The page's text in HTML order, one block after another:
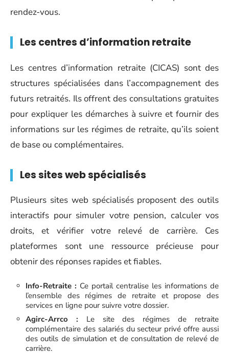
rendez-vous.
Les centres d’information retraite
Les centres d’information retraite (CICAS) sont des
structures spécialisées dans l’accompagnement des
futurs retraités. Ils offrent des consultations gratuites
pour expliquer les démarches à suivre et fournir des
informations sur les régimes de retraite, qu’ils soient
de base ou complémentaires.
Les sites web spécialisés
Plusieurs sites web spécialisés proposent des outils
interactifs pour simuler votre pension, calculer vos
droits, et vérifier votre relevé de carrière. Ces
plateformes sont une ressource précieuse pour
obtenir des réponses rapides et fiables.
Info-Retraite : Ce portail centralise les informations de
l’ensemble des régimes de retraite et propose des
services en ligne pour suivre votre dossier.
Agirc-Arrco : Le site des régimes de retraite
complémentaire des salariés du secteur privé offre aussi
des outils de simulation et de consultation de relevé de
carrière.